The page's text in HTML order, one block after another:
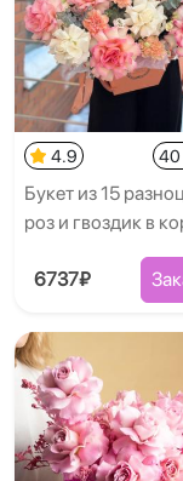
4.9 40
Букет из 15
роз и гвоздик в
6737₽